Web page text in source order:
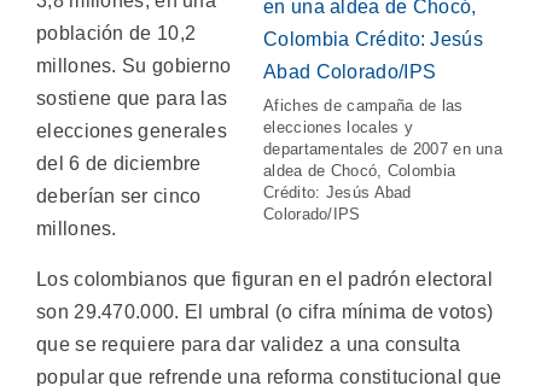
Afiches de campaña de las
elecciones locales y
departamentales de 2007 en una
aldea de Chocó, Colombia
Crédito: Jesús Abad
Colorado/IPS
población de 10,2
millones. Su gobierno
sostiene que para las
elecciones generales
del 6 de diciembre
deberían ser cinco
millones.
Los colombianos que figuran en el padrón electoral
son 29.470.000. El umbral (o cifra mínima de votos)
que se requiere para dar validez a una consulta
popular que refrende una reforma constitucional que